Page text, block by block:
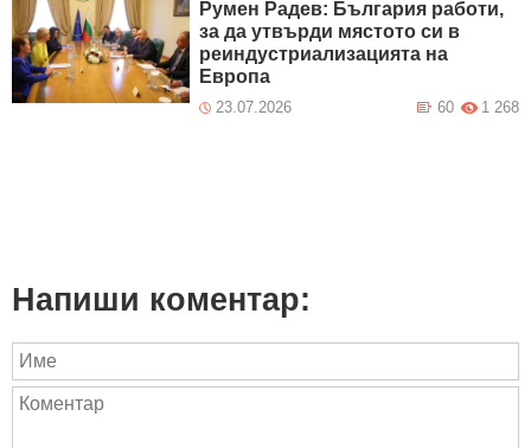
Румен Радев: България работи,
за да утвърди мястото си в
реиндустриализацията на
Европа
23.07.2026 1 268
60
Напиши коментар: